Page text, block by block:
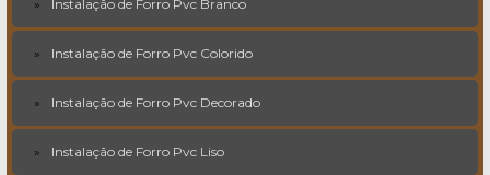
Instalação de Forro Pvc Branco
Instalação de Forro Pvc Colorido
Instalação de Forro Pvc Decorado
Instalação de Forro Pvc Liso